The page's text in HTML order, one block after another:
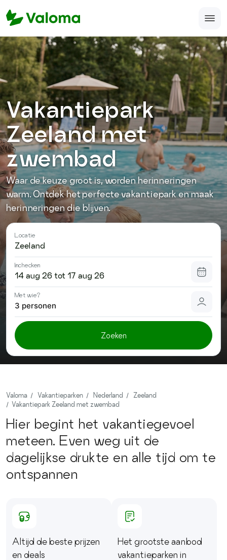
Home
Veelgestelde vragen
Over ons
Accomodatie aanmelden
support@valoma.com
050-123-987-12
Vakantiepark
Zeeland met
zwembad
Waar de keuze groot is, worden herinneringen
warm. Ontdek het perfecte vakantiepark en maak
herinneringen die blijven.
Locatie
Inchecken
Met wie?
3 personen
Zoeken
Valoma Vakantieparken Nederland
Zeeland
Vakantiepark Zeeland met zwembad
Hier begint het vakantiegevoel
meteen. Even weg uit de
dagelijkse drukte en alle tijd om te
ontspannen
Altijd de beste prijzen
en deals
Het grootste aanbod
vakantieparken in